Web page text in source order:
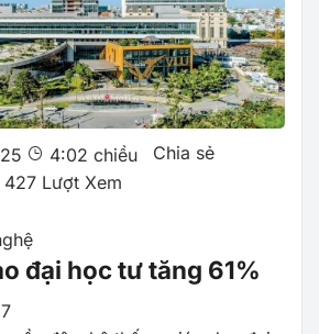
4:02 chiều
427 Lượt Xem
Chia sẻ
đại học tư tăng 61%